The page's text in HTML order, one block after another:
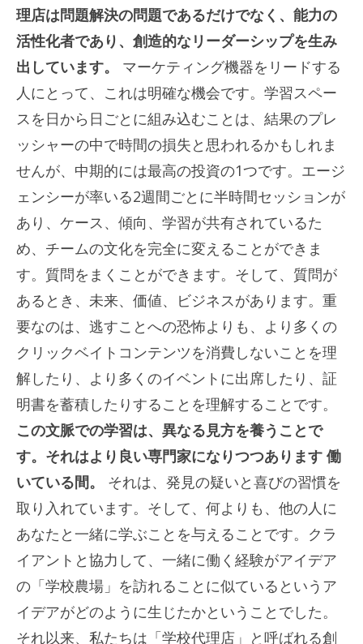
理店は問題解決の問題であるだけでなく、能力の
活性化者であり、創造的なリーダーシップを生み
出しています。
マーケティング機器をリードする
人にとって、これは明確な機会です。学習スペー
スを日から日ごとに組み込むことは、結果のプレ
ッシャーの中で時間の損失と思われるかもしれま
せんが、中期的には最高の投資の1つです。エージ
ェンシーが率いる2週間ごとに半時間セッションが
あり、ケース、傾向、学習が共有されているた
め、チームの文化を完全に変えることができま
す。質問をまくことができます。そして、質問が
あるとき、未来、価値、ビジネスがあります。重
要なのは、逃すことへの恐怖よりも、より多くの
クリックベイトコンテンツを消費しないことを理
解したり、より多くのイベントに出席したり、証
明書を蓄積したりすることを理解することです。
この文脈での学習は、異なる見方を養うことで
す。それはより良い専門家になりつつあります 働
いている間。 それは、発見の疑いと喜びの習慣を
取り入れています。そして、何よりも、他の人に
あなたと一緒に学ぶことを与えることです。クラ
イアントと協力して、一緒に働く経験がアイデア
の「学校農場」を訪れることに似ているというア
イデアがどのように生じたかということでした。
それ以来、私たちは「学校代理店」と呼ばれる創